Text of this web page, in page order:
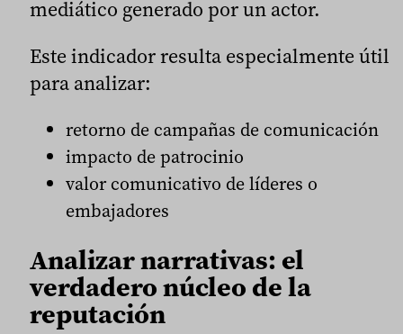
mediático generado por un actor.
Este indicador resulta especialmente útil
para analizar:
retorno de campañas de comunicación
impacto de patrocinio
valor comunicativo de líderes o
embajadores
Analizar narrativas: el
verdadero núcleo de la
reputación